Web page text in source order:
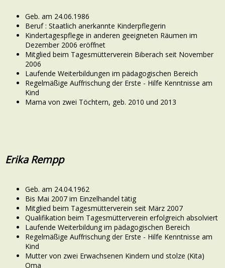
Geb. am 24.06.1986
Beruf : Staatlich anerkannte Kinderpflegerin
Kindertagespflege in anderen geeigneten Räumen im
Dezember 2006 eröffnet
Mitglied beim Tagesmütterverein Biberach seit November
2006
Laufende Weiterbildungen im pädagogischen Bereich
Regelmäßige Auffrischung der Erste - Hilfe Kenntnisse am
Kind
Mama von zwei Töchtern, geb. 2010 und 2013
Erika Rempp
Geb. am 24.04.1962
Bis Mai 2007 im Einzelhandel tätig
Mitglied beim Tagesmütterverein seit März 2007
Qualifikation beim Tagesmütterverein erfolgreich absolviert
Laufende Weiterbildung im pädagogischen Bereich
Regelmäßige Auffrischung der Erste - Hilfe Kenntnisse am
Kind
Mutter von zwei Erwachsenen Kindern und stolze (Kita)
Oma